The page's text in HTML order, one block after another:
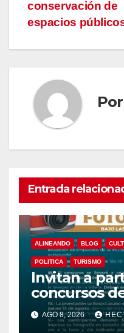
conservación de
espacios
Por
Entrada
ALINEANDO BLOG
POLITICA TURISMO
Invitan a
concursos
canto y
AGO 8, 2026